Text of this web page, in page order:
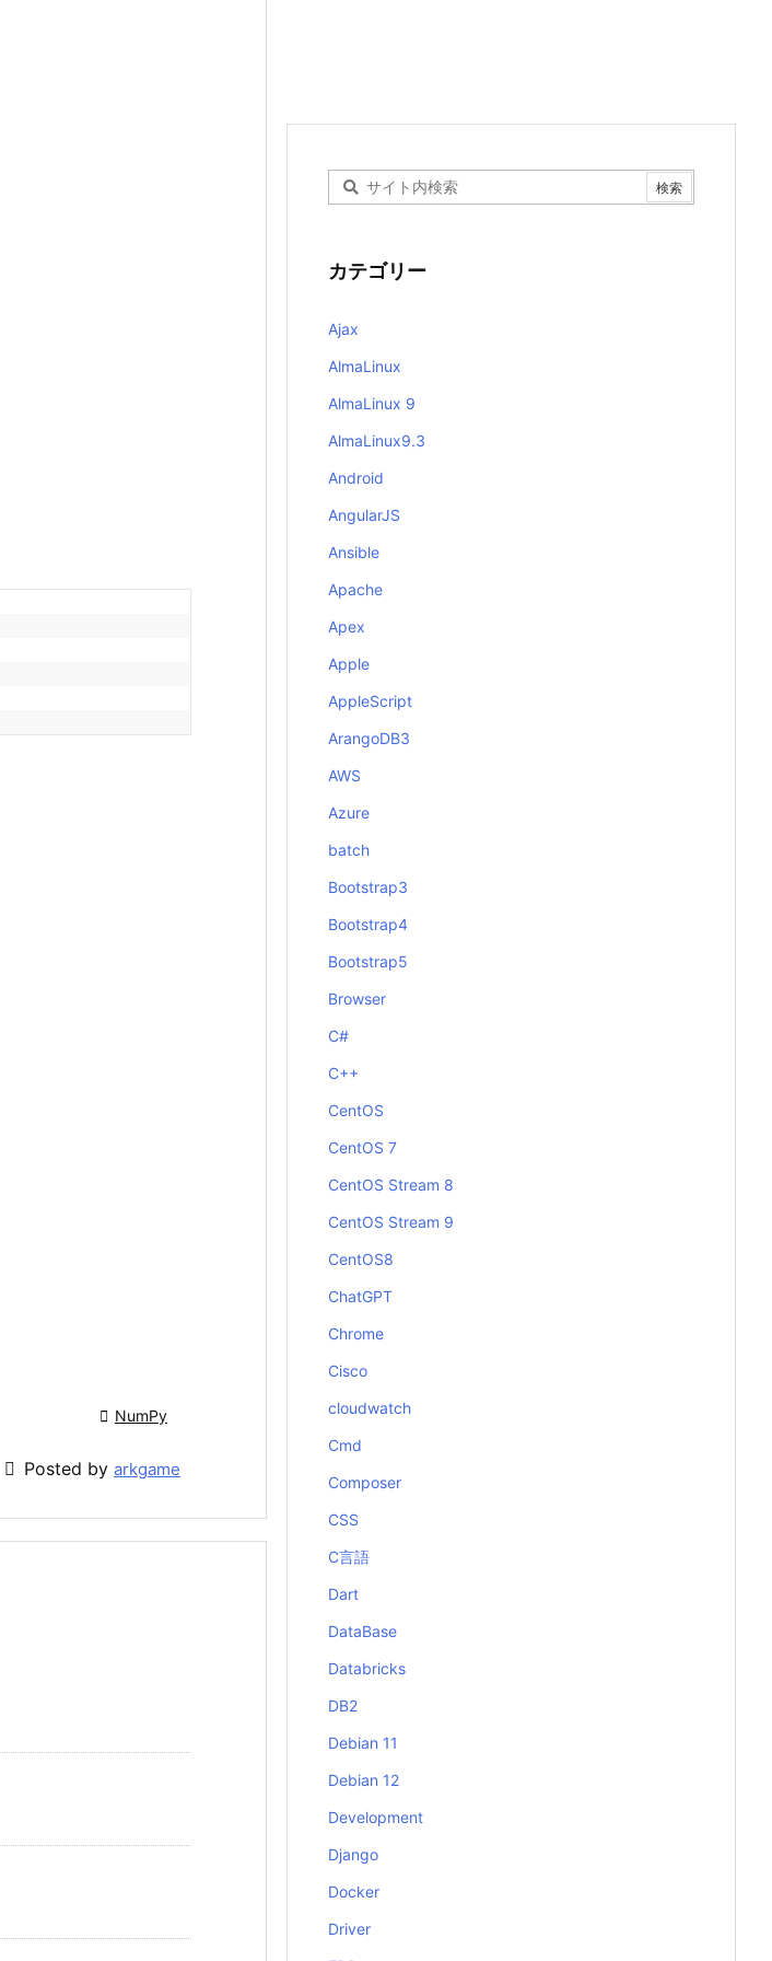
 NumPy
 Posted by arkgame
カテゴリー
Ajax
AlmaLinux
AlmaLinux 9
AlmaLinux9.3
Android
AngularJS
Ansible
Apache
Apex
Apple
AppleScript
ArangoDB3
AWS
Azure
batch
Bootstrap3
Bootstrap4
Bootstrap5
Browser
C#
C++
CentOS
CentOS 7
CentOS Stream 8
CentOS Stream 9
CentOS8
ChatGPT
Chrome
Cisco
cloudwatch
Cmd
Composer
CSS
C言語
Dart
DataBase
Databricks
DB2
Debian 11
Debian 12
Development
Django
Docker
Driver